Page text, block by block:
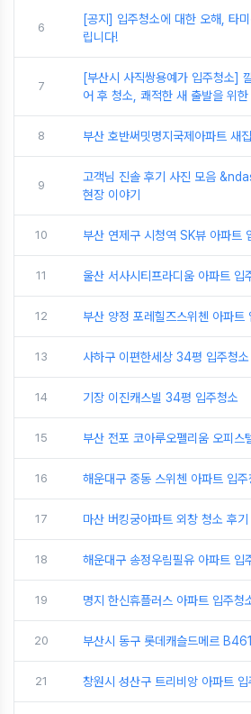
6
[공지] 입주청소에 대한 오해, 타
립니다!
7
[부산시 사직쌍용예가 입주청소]
어 후 청소, 쾌적한 새 출발을 위한
8 부산 호반써밋명지국제아파트 새
9
고객님 진솔 후기 사진 모음
현장 이야기
10 부산 연제구 시청역 SK뷰 아파트
11 울산 서사시티프라디움 아파트 입
12 부산 양정 포레힐즈스위첸 아파트
13 사하구 이편한세상 34평 입주청소
14 기장 이진캐스빌 34평 입주청소
15 부산 전포 코아루오펠리움 오피스
16 해운대구 중동 스위첸 아파트 입주
17 마산 버킹궁아파트 외창 청소 후기
18 해운대구 송정우림필유 아파트 입
19 명지 한신휴플러스 아파트 입주청
20 부산시 동구 롯데캐슬드메르
21 창원시 성산구 트리비앙 아파트 입